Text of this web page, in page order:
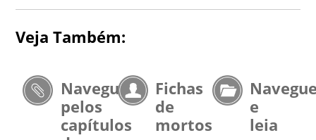
Veja Também:
Navegue
pelos
capítulos
Fichas
de
mortos
e
leia